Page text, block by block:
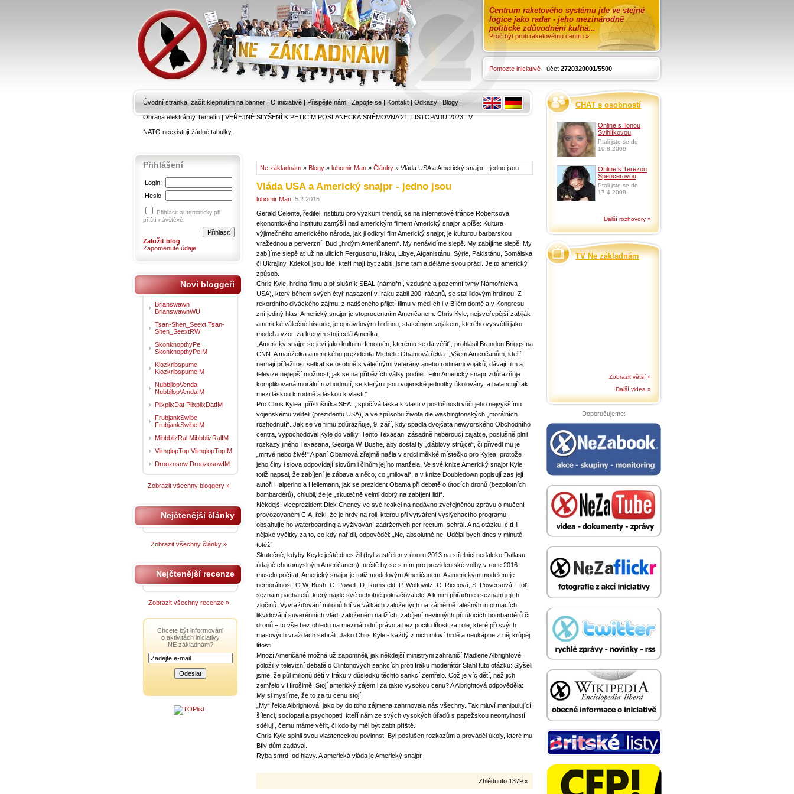
Centrum raketového systému jde ve stejné
logice jako radar - jeho mezinárodně
politické zdůvodnění kulhá...
Proč být proti raketovému centru »
Pomozte iniciativě - účet 2720320001/5500
Úvodní stránka, začít klepnutím na banner | O iniciativě | Přispějte nám | Zapojte se | Kontakt | Odkazy | Blogy |
Obrana elektrárny Temelín|VEŘEJNÉ SLYŠENÍ K PETICÍM POSLANECKÁ SNĚMOVNA 21. LISTOPADU 2023|V
NATO neexistují žádné tabulky.
Ne základnám » Blogy » lubomir Man » Články » Vláda USA a Americký snajpr - jedno jsou
Vláda USA a Americký snajpr - jedno jsou
lubomir Man , 5.2.2015
Gerald Celente, ředitel Institutu pro výzkum trendů, se na internetové tránce Robertsova
ekonomického institutu zamýšlí nad americkým filmem Americký snajpr a píše: Kultura
výjimečného amerického národa, jak ji odkryl film Americký snajpr, je kulturou barbarskou
vražednou a perverzní. Buď „hrdým Američanem“. My nenávidíme slepě. My zabíjíme slepě. My
zabíjíme slepě ať už na ulicích Fergusonu, Iráku, Libye, Afganistánu, Sýrie, Pakistánu, Somálska
či Ukrajiny. Kdekoli jsou lidé, kteří mají být zabiti, jsme tam a děláme svou práci. Je to americký
způsob.
Chris Kyle, hrdina filmu a příslušník SEAL (námořní, vzdušné a pozemní týmy Námořnictva
USA), který během svých čtyř nasazení v Iráku zabil 200 Iráčanů, se stal lidovým hrdinou. Z
rekordního diváckého zájmu, z nadšeného přijetí filmu v médiích i v Bílém domě a v Kongresu
zní jediný hlas: Americký snajpr je stoprocentním Američanem. Chris Kyle, nejsveřepější zabiják
americké válečné historie, je opravdovým hrdinou, statečným vojákem, kterého vysvětili jako
model a vzor, za kterým stojí celá Amerika.
„Americký snajpr se jeví jako kulturní fenomén, kterému se dá věřit“, prohlásil Brandon Briggs na
CNN. A manželka amerického prezidenta Michelle Obamová řekla: „Všem Američanům, kteří
nemají příležitost setkat se osobně s válečnými veterány anebo rodinami vojáků, dávají film a
televize nejlepší možnost, jak se na příbězích války podílet. Film Americký snapr zdůrazňuje
komplikovaná morální rozhodnutí, se kterými jsou vojenské jednotky úkolovány, a balancují tak
mezi láskou k rodině a láskou k vlasti.“
Pro Chris Kylea, příslušníka SEAL, spočívá láska k vlasti v poslušnosti vůči jeho nejvyššímu
vojenskému veliteli (prezidentu USA), a ve způsobu života dle washingtonských „morálních
rozhodnutí“. Jak se ve filmu zdůrazňuje, 9. září, kdy spadla dvojčata newyorského Obchodního
centra, vypochodoval Kyle do války. Tento Texasan, zásadně neberoucí zajatce, poslušně plnil
rozkazy jiného Texasana, Georga W. Bushe, aby dostal ty „ďáblovy strújce“, či přivedl mu je
„mrtvé nebo živé!“ A paní Obamová zřejmě našla v srdci měkké místečko pro Kylea, protože
jeho činy i slova odpovídají slovům i činům jejího manžela. Ve své knize Americký snajpr Kyle
totiž napsal, že zabíjení je zábava a něco, co „miloval“, a v knize Doubledown popisují zas její
autoři Halperino a Heilemann, jak se prezident Obama při debatě o útocích dronů (bezpilotních
bombardérů), chlubil, že je „skutečně velmi dobrý na zabíjení lidí“.
Někdejší viceprezident Dick Cheney ve své reakci na nedávno zveřejněnou zprávu o mučení
provozovaném CIA, řekl, že je hrdý na roli, kterou při vytváření vyslýchacího programu,
obsahujícího waterboarding a vyživování zadržených per rectum, sehrál. A na otázku, cítí-li
nějaké výčitky za to, co kdy nařídil, odpověděl: „Ne, absolutně ne. Udělal bych dnes v minutě
totéž“.
Skutečně, kdyby Keyle ještě dnes žil (byl zastřelen v únoru 2013 na střelnici nedaleko Dallasu
údajně choromyslným Američanem), určitě by se s ním pro prezidentské volby v roce 2016
muselo počítat. Americký snajpr je totiž modelovým Američanem. A americkým modelem je
nemorálnost. G.W. Bush, C. Powell, D. Rumsfeld, P. Wolfowitz, C. Riceová, S. Powersová – toť
seznam pachatelů, který najde své ochotné pokračovatele. A k nim přiřaďme i seznam jejich
zločinů: Vyvražďování milionů lidí ve válkách založených na záměrně falešnýh informacích,
likvidování suverénních vlád, založeném na lžích, zabíjení nevinných při útocích bombardérů či
dronů – to vše bez ohledu na mezinárodní právo a bez pocitu lítosti za role, které při svých
masových vraždách sehráli. Jako Chris Kyle - každý z nich mluví hrdě a neukápne z něj krůpěj
lítosti.
Mnozí Američané možná už zapomněli, jak někdejší ministryni zahraničí Madlene Albrightové
položil v televizní debatě o Clintonových sankcích proti Iráku moderátor Stahl tuto otázku: Slyšeli
jsme, že půl milionů dětí v Iráku v důsledku těchto sankcí zemřelo. Což je víc dětí, než jich
zemřelo v Hirošimě. Stojí americký zájem i za takto vysokou cenu? A Albrightová odpověděla:
My si myslíme, že to za tu cenu stojí!
„My“ řekla Albrightová, jako by do toho zájmena zahrnovala nás všechny. Tak mluví manipulující
šílenci, sociopati a psychopati, kteří nám ze svých vysokých úřadů s papežskou neomylností
sdělují, čemu máme věřit, či kdo by měl být zabit příště.
Chris Kyle splnil svou vlasteneckou povinnst. Byl poslušen rozkazům a prováděl úkoly, které mu
Bílý dům zadával.
Ryba smrdí od hlavy. A americká vláda je Americký snajpr.
Zhlédnuto 1379 x
Přihlášení
Login:
Heslo:
Přihlásit automaticky při
příští návštěvě.
Založit blog
Zapomenuté údaje
Noví bloggeři
Brianswawn
BrianswawnWU
Tsan-Shen_Seext Tsan-
Shen_SeextRW
SkonknopthyPe
SkonknopthyPeIM
Klozkribspume
KlozkribspumeIM
NubbjlopVenda
NubbjlopVendaIM
PlixplixDat PlixplixDatIM
FrubjankSwibe
FrubjankSwibeIM
MibbblizRal MibbblizRalIM
VlimglopTop VlimglopTopIM
Droozosow DroozosowIM
Zobrazit všechny bloggery »
Nejčtenější články
Zobrazit všechny články »
Nejčtenější recenze
Zobrazit všechny recenze »
Chcete být informováni
o aktivitách iniciativy
NE základnám?
CHAT s osobností
Online s Ilonou
Švihlíkovou
Ptali jste se do
10.8.2009
Online s Terezou
Spencerovou
Ptali jste se do
17.4.2009
Další rozhovory »
TV Ne základnám
Zobrazit větší »
Další videa »
Doporučujeme: